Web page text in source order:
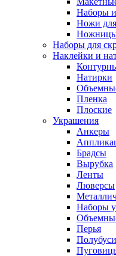
Наборы
Ножи
Наборы для
Наклейки и
Натирки
Пленка
Плоские
Украшения
Анкеры
Брадсы
Вырубка
Ленты
Люверсы
Наборы
Перья